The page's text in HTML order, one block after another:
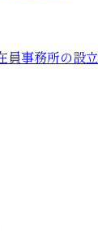
員事務所の設立